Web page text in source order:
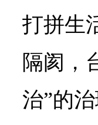
打拼生
隔阂，
治”的